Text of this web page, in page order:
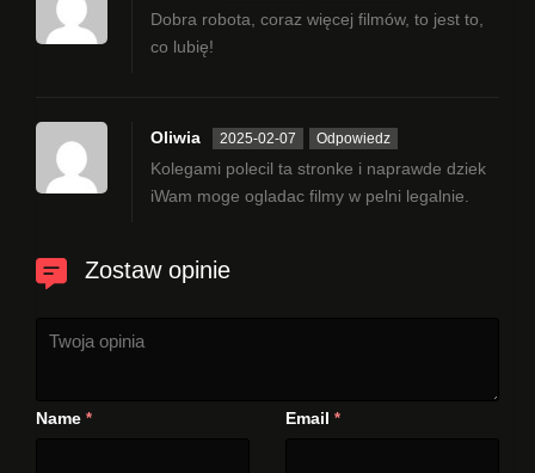
Dobra robota, coraz więcej filmów, to jest to,
co lubię!
Oliwia 2025-02-07 Odpowiedz
Kolegami polecil ta stronke i naprawde dziek
iWam moge ogladac filmy w pelni legalnie.
Zostaw opinie
Name * Email *